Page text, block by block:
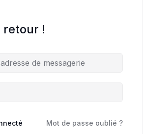
retour !
Mot de passe oublié ?